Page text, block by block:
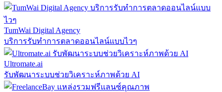
TumWai Digital Agency
บริการรับทำการตลาดออนไลน์แบบไวๆ
Ultromate.ai
รับพัฒนาระบบช่วยวิเคราะห์ภาพด้วย AI